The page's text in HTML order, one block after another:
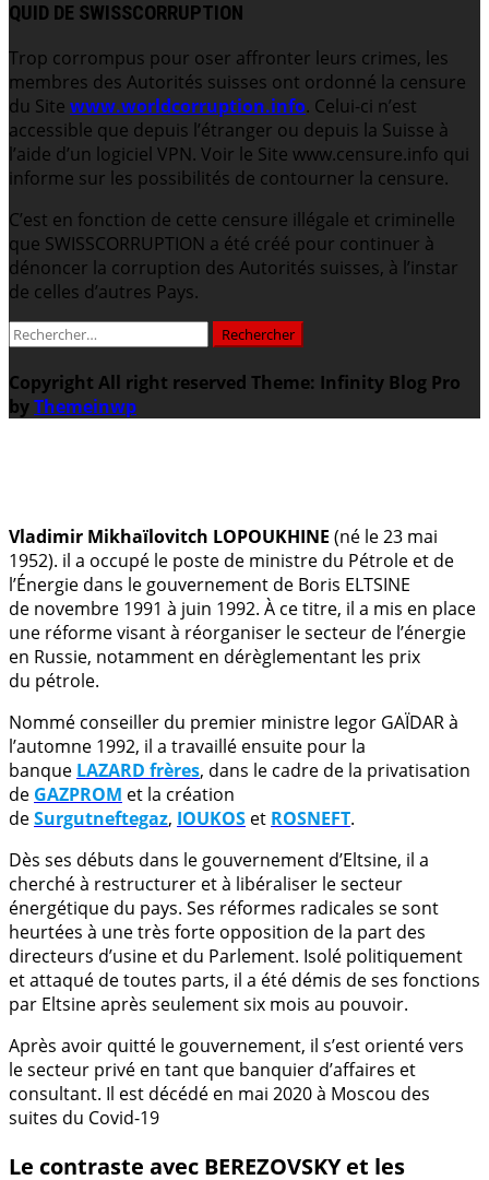
QUID DE SWISSCORRUPTION
Trop corrompus pour oser affronter leurs crimes, les
membres des Autorités suisses ont ordonné la censure
du Site www.worldcorruption.info. Celui-ci n’est
accessible que depuis l’étranger ou depuis la Suisse à
l’aide d’un logiciel VPN. Voir le Site www.censure.info qui
informe sur les possibilités de contourner la censure.
C’est en fonction de cette censure illégale et criminelle
que SWISSCORRUPTION a été créé pour continuer à
dénoncer la corruption des Autorités suisses, à l’instar
de celles d’autres Pays.
Rechercher :
Copyright All right reserved Theme: Infinity Blog Pro
byThemeinwp
Vladimir Mikhaïlovitch LOPOUKHINE (né le 23 mai
1952). il a occupé le poste de ministre du Pétrole et de
l’Énergie dans le gouvernement de Boris ELTSINE
de novembre 1991 à juin 1992. À ce titre, il a mis en place
une réforme visant à réorganiser le secteur de l’énergie
en Russie, notamment en dérèglementant les prix
du pétrole.
Nommé conseiller du premier ministre Iegor GAÏDAR à
l’automne 1992, il a travaillé ensuite pour la
banque LAZARD frères, dans le cadre de la privatisation
de GAZPROM et la création
deSurgutneftegaz, IOUKOS et ROSNEFT.
Dès ses débuts dans le gouvernement d’Eltsine, il a
cherché à restructurer et à libéraliser le secteur
énergétique du pays. Ses réformes radicales se sont
heurtées à une très forte opposition de la part des
directeurs d’usine et du Parlement. Isolé politiquement
et attaqué de toutes parts, il a été démis de ses fonctions
par Eltsine après seulement six mois au pouvoir.
Après avoir quitté le gouvernement, il s’est orienté vers
le secteur privé en tant que banquier d’affaires et
consultant. Il est décédé en mai 2020 à Moscou des
suites du Covid-19
Le contraste avec BEREZOVSKY et les